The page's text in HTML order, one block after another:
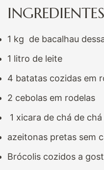
INGREDIENTES
1 kg de bacalhau
1 litro de leite
4 batatas cozidas em
2 cebolas em rodelas
1 xicara de chá de
azeitonas pretas sem
Brócolis cozidos a